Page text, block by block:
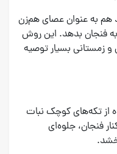
به عنوان عصای هم‌زن
فنجان بدهد. این روش
و زمستانی بسیار توصیه
از تکه‌های کوچک نبات
فنجان، جلوه‌ای